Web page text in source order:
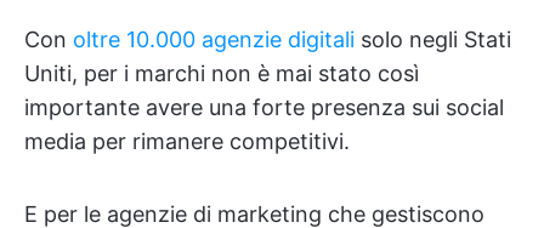
Con oltre 10.000 agenzie digitali solo negli Stati
Uniti, per i marchi non è mai stato così
importante avere una forte presenza sui social
media per rimanere competitivi.
E per le agenzie di marketing che gestiscono